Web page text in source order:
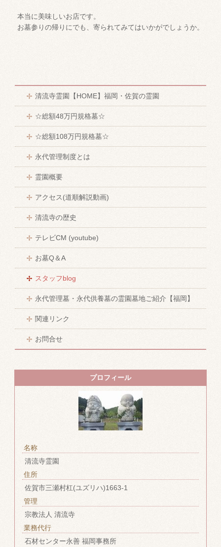
本当に美味しいお店です。
お墓参りの帰りにでも、寄られてみてはいかがでしょうか。
清流寺霊園【HOME】福岡・佐賀の霊園
☆総額48万円規格墓☆
☆総額108万円規格墓☆
永代管理制度とは
霊園概要
アクセス(道順解説動画)
清流寺の歴史
テレビCM (youtube)
お墓Q＆A
スタッフblog
永代管理墓・永代供養墓の霊園墓地ご紹介【福岡】
関連リンク
お問合せ
プロフィール
名称
清流寺霊園
住所
佐賀市三瀬村杠(ユズリハ)1663-1
管理
宗教法人 清流寺
業務代行
石材センター永善 福岡事務所